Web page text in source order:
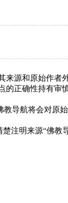
来源和原始作者
正确性持有审
导航将会对原
注明来源“佛教